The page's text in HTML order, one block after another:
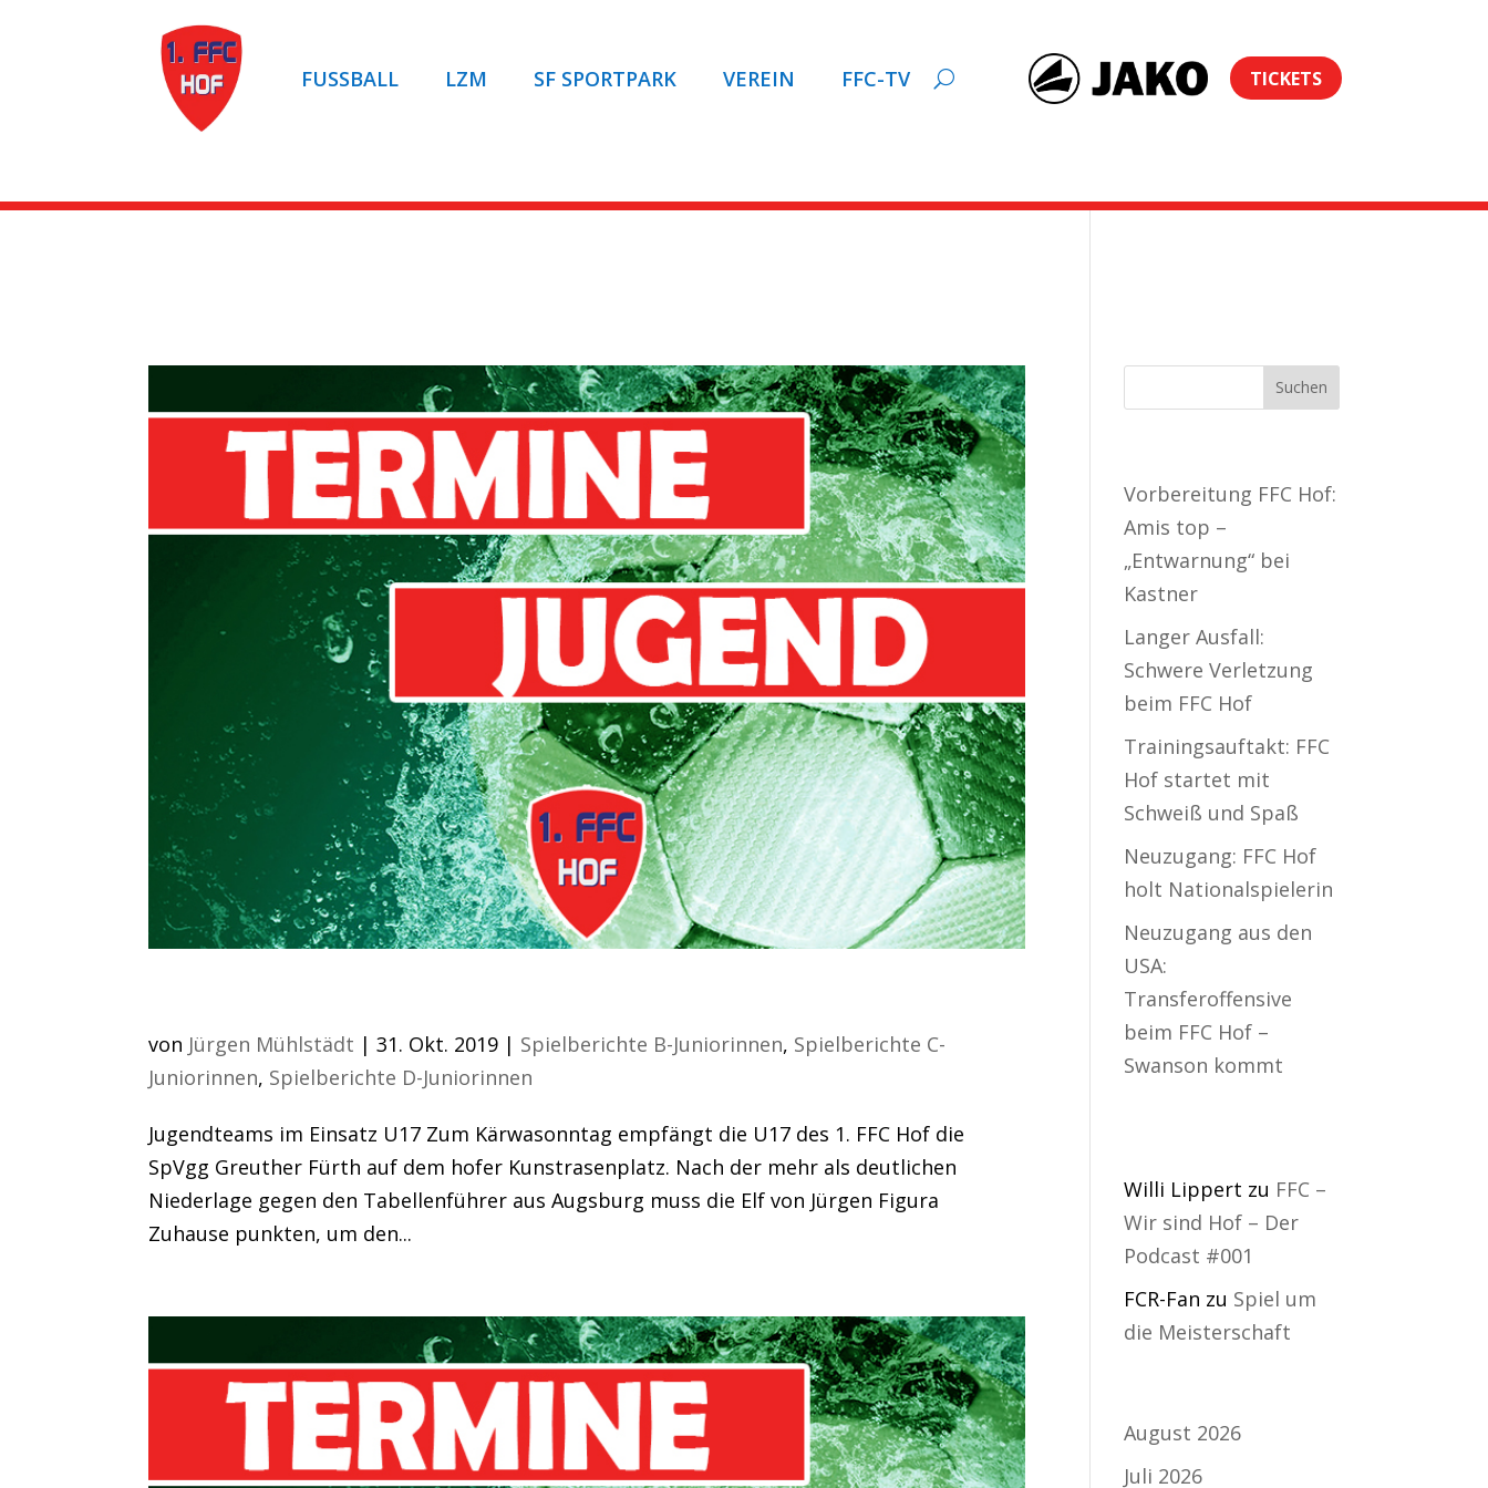
FUSSBALL LZM SF SPORTPARK VEREIN FFC-TV TICKETS
von Jürgen Mühlstädt |31. Okt. 2019 | Spielberichte B-Juniorinnen, Spielberichte C-
Juniorinnen, Spielberichte D-Juniorinnen
Jugendteams im Einsatz U17 Zum Kärwasonntag empfängt die U17 des 1. FFC Hof die
SpVgg Greuther Fürth auf dem hofer Kunstrasenplatz. Nach der mehr als deutlichen
Niederlage gegen den Tabellenführer aus Augsburg muss die Elf von Jürgen Figura
Zuhause punkten, um den...
Vorbereitung FFC Hof:
Amis top –
„Entwarnung“ bei
Kastner
Langer Ausfall:
Schwere Verletzung
beim FFC Hof
Trainingsauftakt: FFC
Hof startet mit
Schweiß und Spaß
Neuzugang: FFC Hof
holt Nationalspielerin
Neuzugang aus den
USA:
Transferoffensive
beim FFC Hof –
Swanson kommt
Willi Lippert zu FFC –
Wir sind Hof – Der
Podcast #001
FCR-Fan zu Spiel um
die Meisterschaft
August 2026
Juli 2026